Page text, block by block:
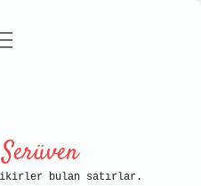
Politikası
fikirler bulan satırlar.